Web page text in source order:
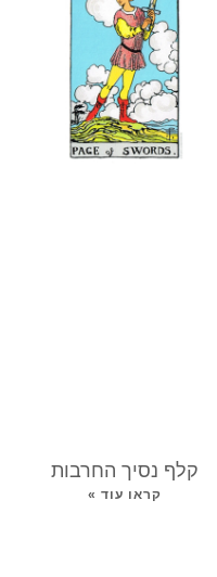
קלף נסיך החרבות
קראו עוד »